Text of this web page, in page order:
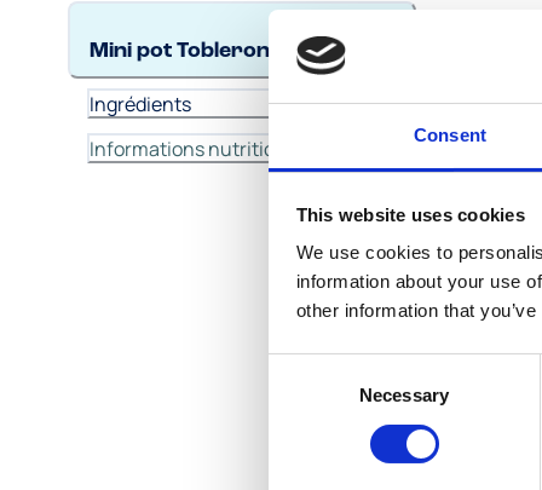
Consent
This website uses cookies
We use cookies to
information about your use
other information that
Necessary
Mini pot Toblerone
Ingrédients
Informations nutritionnelles